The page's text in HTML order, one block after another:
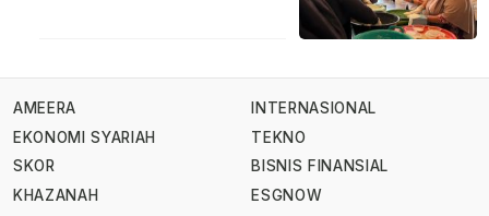
AMEERA
EKONOMI SYARIAH
SKOR
KHAZANAH
INTERNASIONAL
TEKNO
BISNIS FINANSIAL
ESGNOW